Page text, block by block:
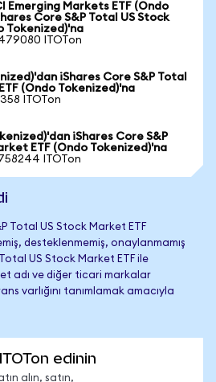
Emerging Markets ETF (Ondo
Core S&P Total US Stock
Tokenized)'na
ITOTon
iShares Core S&P Total
(Ondo Tokenized)'na
ITOTon
iShares Core S&P
ETF (Ondo Tokenized)'na
ITOTon
Total US Stock Market ETF
desteklenmemiş, onaylanmamış
US Stock Market ETF ile
adı ve diğer ticari markalar
varlığını tanımlamak amacıyla
edinin
alın, satın,